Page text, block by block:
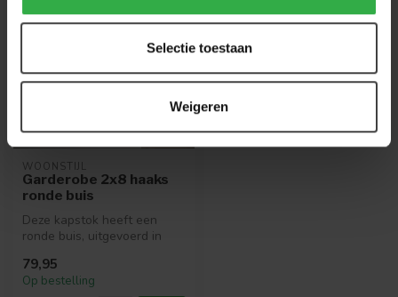
Selectie toestaan
Weigeren
WOONSTIJL
Garderobe 2x8 haaks
ronde buis
Deze kapstok heeft een
ronde buis, uitgevoerd in
gepoedercoat st...
79,95
Op bestelling